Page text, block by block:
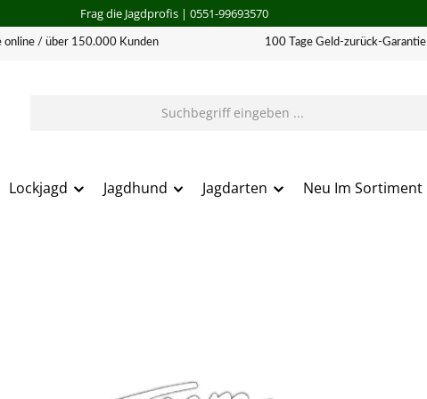
Frag die Jagdprofis| 0551-99693570
online / über 150.000 Kunden 100 Tage Geld-zurück-Garantie
Lockjagd Jagdhund Jagdarten Neu Im Sortiment